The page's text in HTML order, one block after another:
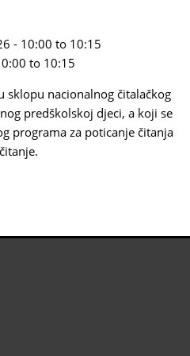
- 10:00 to 10:15
to 10:15
sklopu nacionalnog čitalačkog
predškolskoj djeci, a koji se
programa za poticanje čitanja